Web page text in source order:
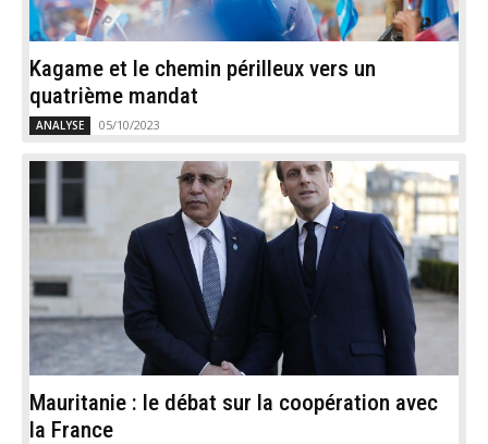
Kagame et le chemin périlleux vers un
quatrième mandat
ANALYSE 05/10/2023
Mauritanie : le débat sur la coopération avec
la France